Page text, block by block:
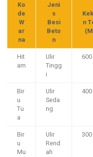
Ko
de
W
ar
na
Jeni
s
Besi
Beto
n
n
Hit
am
Ulir
Tingg
i
600
Bir
u
Tu
a
Ulir
Seda
ng
400
Bir
u
Mu
Ulir
Rend
ah
300